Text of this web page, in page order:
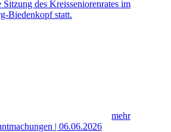
des Kreisseniorenrates im
Biedenkopf statt.
mehr
| 06.06.2026